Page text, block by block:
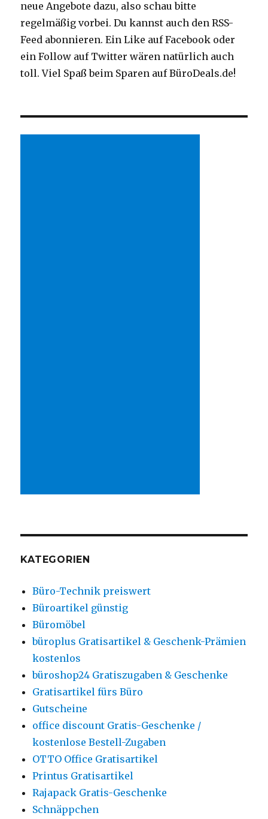
neue Angebote dazu, also schau bitte
regelmäßig vorbei. Du kannst auch den RSS-
Feed abonnieren. Ein Like auf Facebook oder
ein Follow auf Twitter wären natürlich auch
toll. Viel Spaß beim Sparen auf BüroDeals.de!
KATEGORIEN
Büro-Technik preiswert
Büroartikel günstig
Büromöbel
büroplus Gratisartikel & Geschenk-Prämien
kostenlos
büroshop24 Gratiszugaben & Geschenke
Gratisartikel fürs Büro
Gutscheine
office discount Gratis-Geschenke /
kostenlose Bestell-Zugaben
OTTO Office Gratisartikel
Printus Gratisartikel
Rajapack Gratis-Geschenke
Schnäppchen